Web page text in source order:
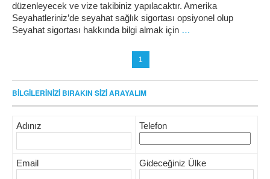
düzenleyecek ve vize takibiniz yapılacaktır. Amerika
Seyahatleriniz’de seyahat sağlık sigortası opsiyonel olup
Seyahat sigortası hakkında bilgi almak için …
1
BİLGİLERİNİZİ BIRAKIN SİZİ ARAYALIM
Adınız Telefon
Email Gideceğiniz Ülke